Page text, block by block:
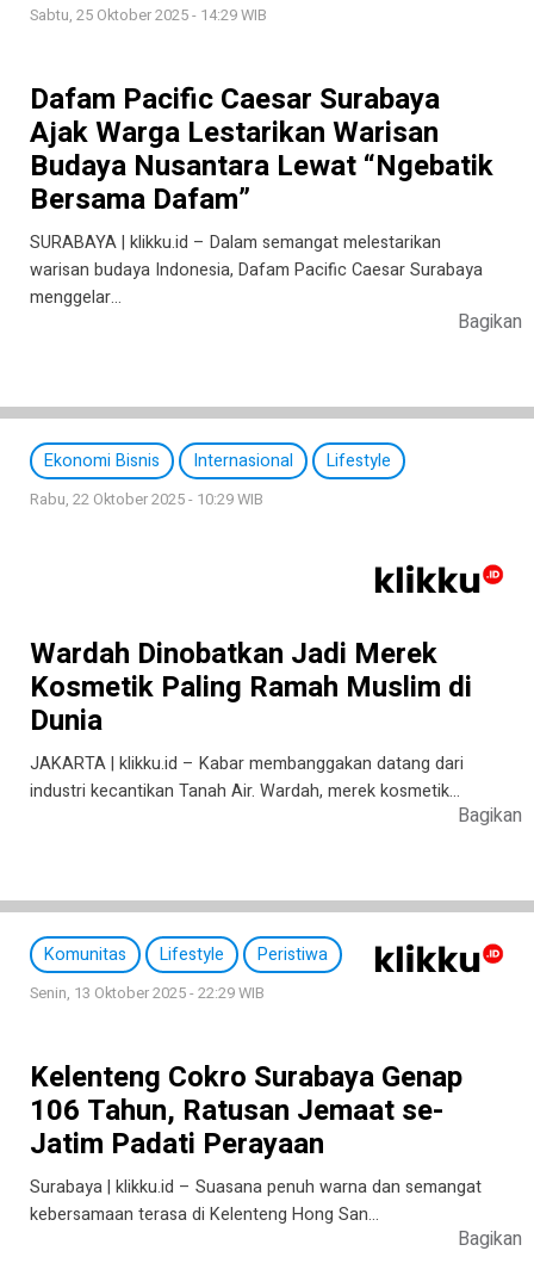
Sabtu, 25 Oktober 2025 - 14:29 WIB
Dafam Pacific Caesar Surabaya
Ajak Warga Lestarikan Warisan
Budaya Nusantara Lewat “Ngebatik
Bersama Dafam”
SURABAYA | klikku.id – Dalam semangat melestarikan
warisan budaya Indonesia, Dafam Pacific Caesar Surabaya
menggelar…
Bagikan
Ekonomi Bisnis Internasional Lifestyle
Rabu, 22 Oktober 2025 - 10:29 WIB
Wardah Dinobatkan Jadi Merek
Kosmetik Paling Ramah Muslim di
Dunia
JAKARTA | klikku.id – Kabar membanggakan datang dari
industri kecantikan Tanah Air. Wardah, merek kosmetik…
Bagikan
Komunitas Lifestyle Peristiwa
Senin, 13 Oktober 2025 - 22:29 WIB
Kelenteng Cokro Surabaya Genap
106 Tahun, Ratusan Jemaat se-
Jatim Padati Perayaan
Surabaya | klikku.id – Suasana penuh warna dan semangat
kebersamaan terasa di Kelenteng Hong San…
Bagikan